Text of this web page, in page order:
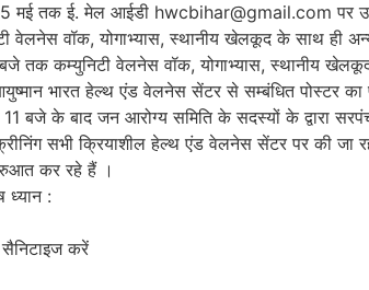
मई तक ई. मेल आईडी hwcbihar@gmail.com पर
वॉक, योगाभ्यास, स्थानीय खेलकूद के साथ ही
कम्युनिटी वेलनेस वॉक, योगाभ्यास, स्थानीय
भारत हेल्थ एंड वेलनेस सेंटर से सम्बंधित पोस्टर का
11 बजे के बाद जन आरोग्य समिति के सदस्यों के द्वारा
सभी क्रियाशील हेल्थ एंड वेलनेस सेंटर पर की
कर रहे हैं ।
ध्यान :
सैनिटाइज करें